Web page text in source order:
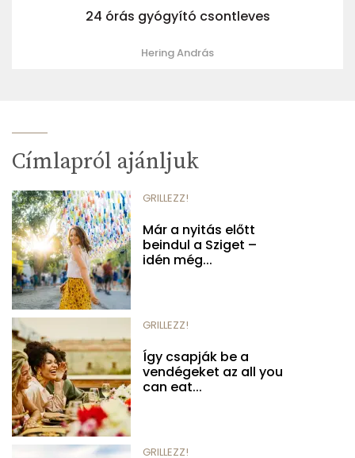
24 órás gyógyító csontleves
Hering András
Címlapról ajánljuk
GRILLEZZ!
Már a nyitás előtt
beindul a Sziget –
idén még...
GRILLEZZ!
Így csapják be a
vendégeket az all you
can eat...
GRILLEZZ!